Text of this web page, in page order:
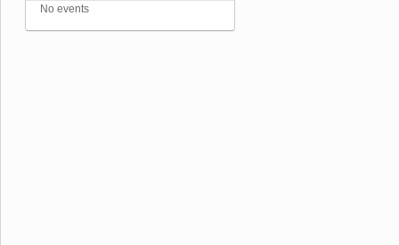
No events